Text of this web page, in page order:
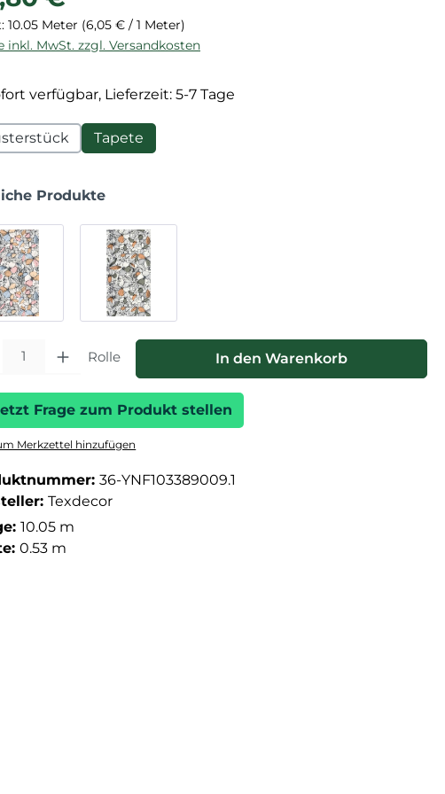
10.05 Meter (6,05 € / 1 Meter)
inkl. MwSt. zzgl. Versandkosten
verfügbar, Lieferzeit: 5-7 Tage
Tapete
Produkte
Anzahl: Gib den gewünschten Wert ein oder benutze die
Rolle In den Warenkorb
Frage zum Produkt stellen
Merkzettel hinzufügen
36-YNF103389009.1
Texdecor
10.05 m
0.53 m